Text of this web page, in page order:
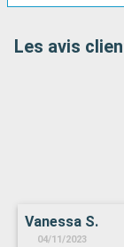
Les avis
Vanessa S.
04/11/2023